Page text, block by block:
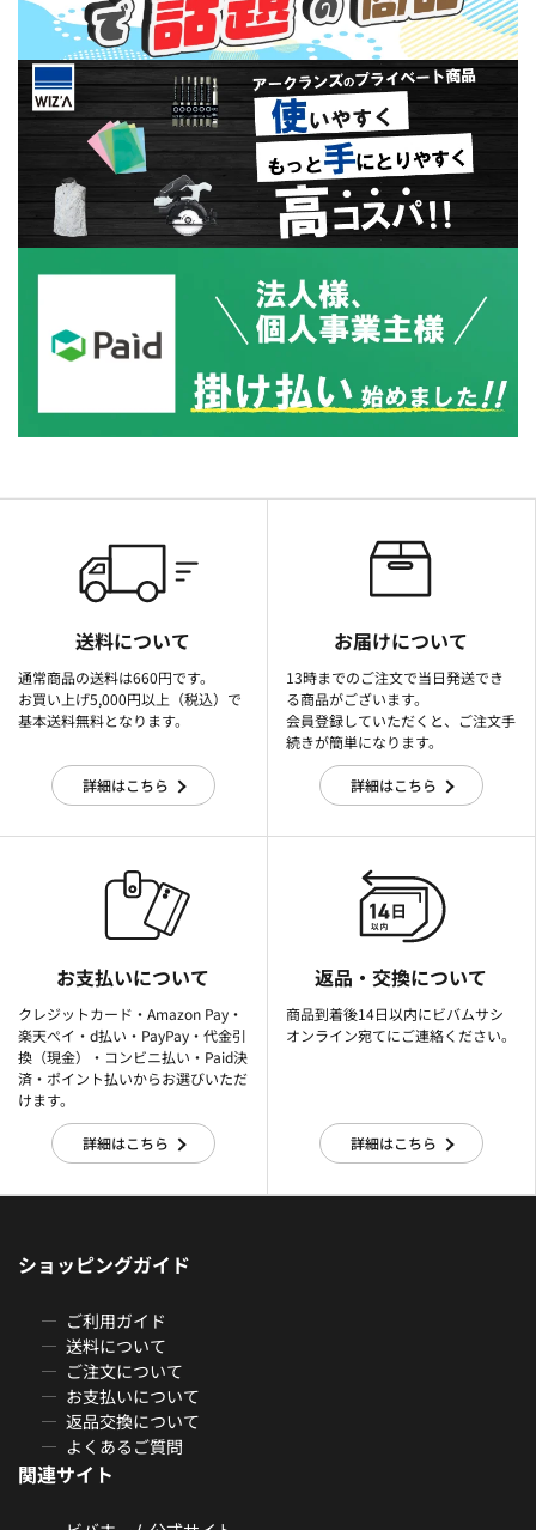
送料について
通常商品の送料は660円です。
お買い上げ5,000円以上（税込）で
基本送料無料となります。
詳細はこちら
お届けについて
13時までのご注文で当日発送でき
る商品がございます。
会員登録していただくと、ご注文手
続きが簡単になります。
詳細はこちら
お支払いについて
クレジットカード・Amazon Pay・
楽天ぺイ・d払い・PayPay・代金引
換（現金）・コンビニ払い・Paid決
済・ポイント払いからお選びいただ
けます。
詳細はこちら
返品・交換について
商品到着後14日以内にビバムサシ
オンライン宛てにご連絡ください。
詳細はこちら
ショッピングガイド
ご利用ガイド
送料について
ご注文について
お支払いについて
返品交換について
よくあるご質問
関連サイト